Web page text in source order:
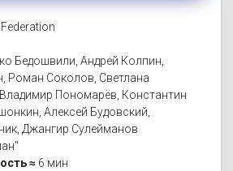
Бедошвили, Андрей Колпин,
Роман Соколов, Светлана
Пономарёв, Константин
Алексей Будовский,
Джангир Сулейманов
≈ 6 мин